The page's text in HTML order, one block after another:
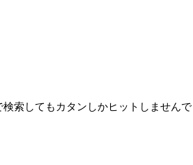
索してもカタンしかヒットしませんで